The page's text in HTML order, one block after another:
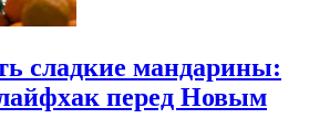
сладкие мандарины:
перед Новым